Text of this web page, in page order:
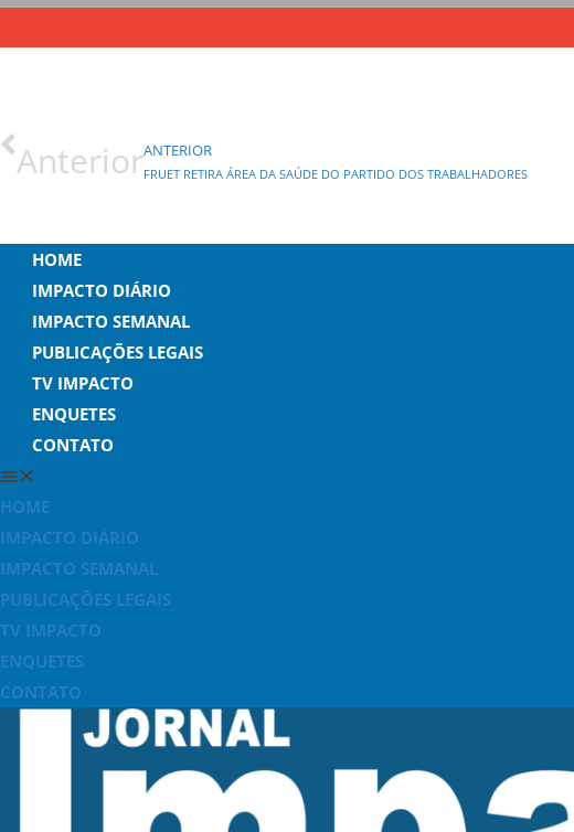
AnteriorANTERIOR
FRUET RETIRA ÁREA DA SAÚDE DO PARTIDO DOS TRABALHADORES
HOME
IMPACTO DIÁRIO
IMPACTO SEMANAL
PUBLICAÇÕES LEGAIS
TV IMPACTO
ENQUETES
CONTATO
HOME
IMPACTO DIÁRIO
IMPACTO SEMANAL
PUBLICAÇÕES LEGAIS
TV IMPACTO
ENQUETES
CONTATO